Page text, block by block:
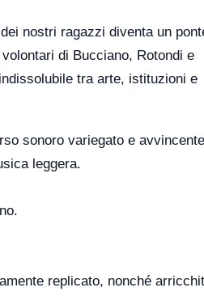
nostri ragazzi diventa un
di Bucciano, Rotondi e
tra arte, istituzioni e
sonoro variegato e
leggera.
replicato, nonché